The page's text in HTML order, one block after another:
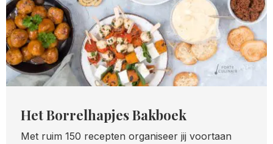
Het Borrelhapjes Bakboek
Met ruim 150 recepten organiseer jij voortaan